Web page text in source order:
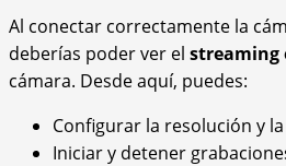
Al conectar correctamente la
deberías poder ver el streaming
cámara. Desde aquí, puedes:
Configurar la resolución y
Iniciar y detener